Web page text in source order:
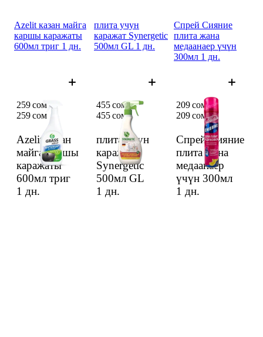
Azelit казан майга
каршы каражаты
600мл триг 1 дн.
Azelit казан
майга каршы
каражаты
600мл триг
1 дн.
259 сом
259 сом
плита учун
каражат Synergetic
500мл GL 1 дн.
плита учун
каражат
Synergetic
500мл GL
1 дн.
455 сом
455 сом
Спрей Сияние
плита жана
медаанаер үчүн
300мл 1 дн.
Спрей Сияние
плита жана
медаанаер
үчүн 300мл
1 дн.
209 сом
209 сом